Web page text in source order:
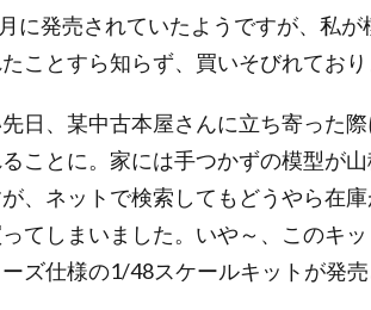
に発売されていたようですが、私
ことすら知らず、買いそびれており
日、某中古本屋さんに立ち寄った
ことに。家には手つかずの模型が
、ネットで検索してもどうやら在
てしまいました。いや～、このキ
ズ仕様の1/48スケールキットが発売